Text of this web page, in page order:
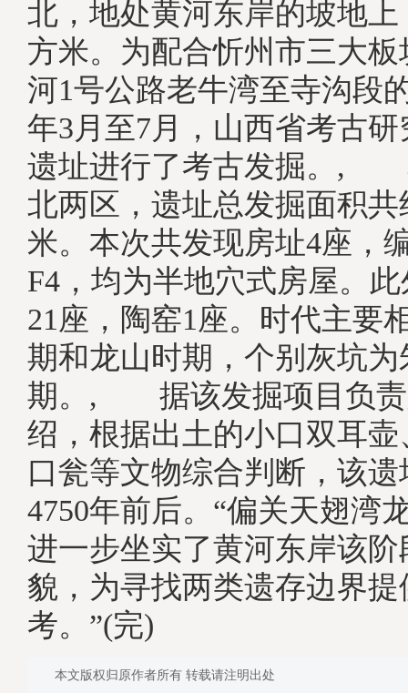
北，地处黄河东岸的坡地上
方米。为配合忻州市三大
河1号公路老牛湾至寺沟段
年3月至7月，山西省考古
遗址进行了考古发掘。,
北两区，遗址总发掘面积共
米。本次共发现房址4座，
F4，均为半地穴式房屋。
21座，陶窑1座。时代主要
期和龙山时期，个别灰坑
期。, 据该发掘项目负责
绍，根据出土的小口双耳
口瓮等文物综合判断，该
4750年前后。“偏关天翅湾
进一步坐实了黄河东岸该
貌，为寻找两类遗存边界提
考。”(完)
本文版权归原作者所有 转载请注明出处